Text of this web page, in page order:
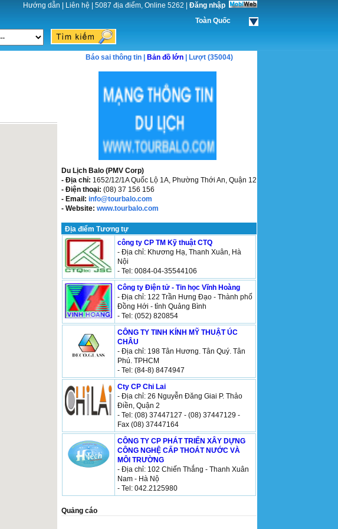
Hướng dẫn Liên hệ 5087 địa điểm, Online 5262
Đăng nhập
Toàn Quốc
Báo sai thông tin | Bản đồ lớn | Lượt (35004)
Du Lịch Balo (PMV Corp)
- Địa chỉ: 1652/12/1A Quốc Lộ 1A, Phường Thới An, Quận 12
- Điện thoại: (08) 37 156 156
- Email: info@tourbalo.com
- Website: www.tourbalo.com
Địa điểm Tương tự
công ty CP TM Kỹ thuật CTQ
- Địa chỉ: Khương Hạ, Thanh Xuân, Hà
Nội
- Tel: 0084-04-35544106
Công ty Điện tử - Tin học Vĩnh Hoàng
- Địa chỉ: 122 Trần Hưng Đạo - Thành phố
Đồng Hới - tỉnh Quảng Bình
- Tel: (052) 820854
CÔNG TY TINH KÍNH MỸ THUẬT ÚC
CHÂU
- Địa chỉ: 198 Tân Hương. Tân Quý. Tân
Phú. TPHCM
- Tel: (84-8) 8474947
Cty CP Chi Lai
- Địa chỉ: 26 Nguyễn Đăng Giai P. Thảo
Điền, Quận 2
- Tel: (08) 37447127 - (08) 37447129 -
Fax (08) 37447164
CÔNG TY CP PHÁT TRIỂN XÂY DỰNG
CÔNG NGHỆ CẤP THOÁT NƯỚC VÀ
MÔI TRƯỜNG
- Địa chỉ: 102 Chiến Thắng - Thanh Xuân
Nam - Hà Nộ
- Tel: 042.2125980
Quảng cáo